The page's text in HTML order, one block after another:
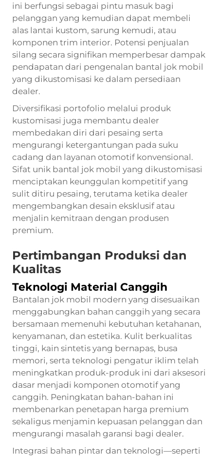
ini berfungsi sebagai pintu masuk bagi
pelanggan yang kemudian dapat membeli
alas lantai kustom, sarung kemudi, atau
komponen trim interior. Potensi penjualan
silang secara signifikan memperbesar dampak
pendapatan dari pengenalan bantal jok mobil
yang dikustomisasi ke dalam persediaan
dealer.
Diversifikasi portofolio melalui produk
kustomisasi juga membantu dealer
membedakan diri dari pesaing serta
mengurangi ketergantungan pada suku
cadang dan layanan otomotif konvensional.
Sifat unik bantal jok mobil yang dikustomisasi
menciptakan keunggulan kompetitif yang
sulit ditiru pesaing, terutama ketika dealer
mengembangkan desain eksklusif atau
menjalin kemitraan dengan produsen
premium.
Pertimbangan Produksi dan
Kualitas
Teknologi Material Canggih
Bantalan jok mobil modern yang disesuaikan
menggabungkan bahan canggih yang secara
bersamaan memenuhi kebutuhan ketahanan,
kenyamanan, dan estetika. Kulit berkualitas
tinggi, kain sintetis yang bernapas, busa
memori, serta teknologi pengatur iklim telah
meningkatkan produk-produk ini dari aksesori
dasar menjadi komponen otomotif yang
canggih. Peningkatan bahan-bahan ini
membenarkan penetapan harga premium
sekaligus menjamin kepuasan pelanggan dan
mengurangi masalah garansi bagi dealer.
Integrasi bahan pintar dan teknologi—seperti